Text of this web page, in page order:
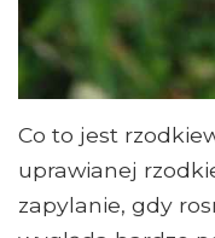
Co to jest
uprawianej
zapylanie, gdy